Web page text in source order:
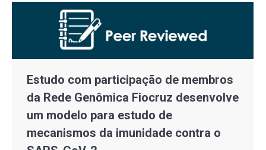
Estudo com participação de membros
da Rede Genômica Fiocruz desenvolve
um modelo para estudo de
mecanismos da imunidade contra o